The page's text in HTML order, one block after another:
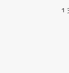
1